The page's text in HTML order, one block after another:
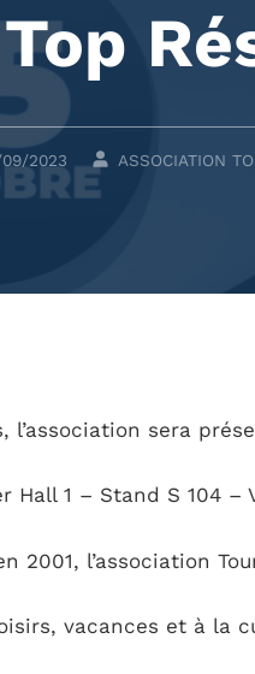
ON:
2023 ASSOCIATION
l’association sera
Hall 1 – Stand S 104 –
2001, l’association
vacances et à la